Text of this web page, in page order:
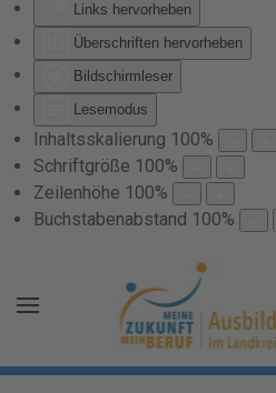
Links hervorheben
Überschriften hervorheben
Bildschirmleser
Lesemodus
Inhaltsskalierung 100%
Schriftgröße 100%
Zeilenhöhe 100%
Buchstabenabstand 100%